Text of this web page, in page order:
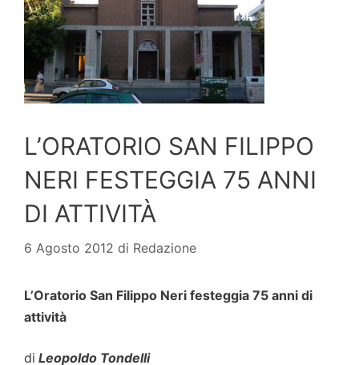
L’ORATORIO SAN FILIPPO
NERI FESTEGGIA 75 ANNI
DI ATTIVITÀ
6 Agosto 2012 di Redazione
L’Oratorio San Filippo Neri festeggia 75 anni di
attività
di Leopoldo Tondelli